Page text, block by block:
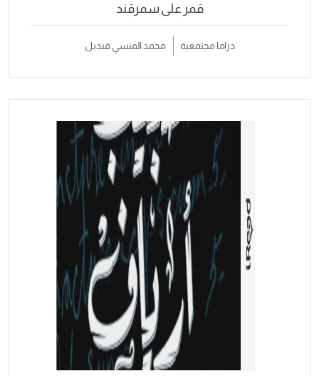
قمر على سمرقند
دراما مجتمعية محمد المنسي قنديل